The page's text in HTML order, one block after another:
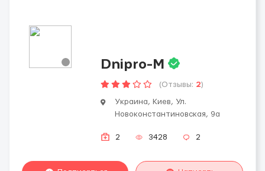
Dnipro-M
(Отзывы: 2)
Украина, Киев, Ул.
Новоконстантиновская, 9а
2 3428 2